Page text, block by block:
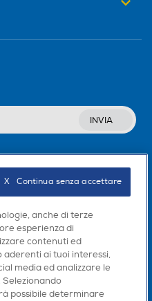
INVIA
anche di terze
esperienza di
contenuti ed
aderenti ai tuoi interessi,
media ed analizzare le
Selezionando
possibile determinare
X   Continua senza accettare